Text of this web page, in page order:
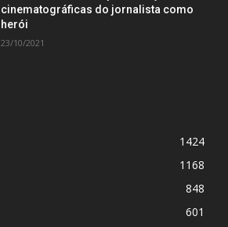
cinematográficas do jornalista como
herói
23/10/2021
1424
1168
848
601